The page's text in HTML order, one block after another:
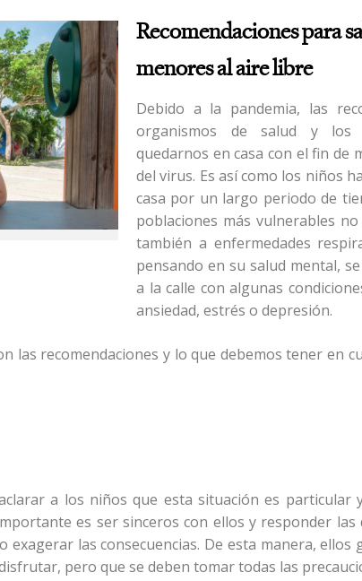
Recomendaciones para
menores al aire libre
Debido a la pandemia, las
organismos de salud y los
quedarnos en casa con el fin de
del virus. Es así como los niños
casa por un largo periodo de
poblaciones más vulnerables
también a enfermedades
pensando en su salud mental,
a la calle con algunas
ansiedad, estrés o depresión.
las recomendaciones y lo que debemos tener en
a los niños que esta situación es particular
es ser sinceros con ellos y responder las
las consecuencias. De esta manera, ellos
pero que se deben tomar todas las